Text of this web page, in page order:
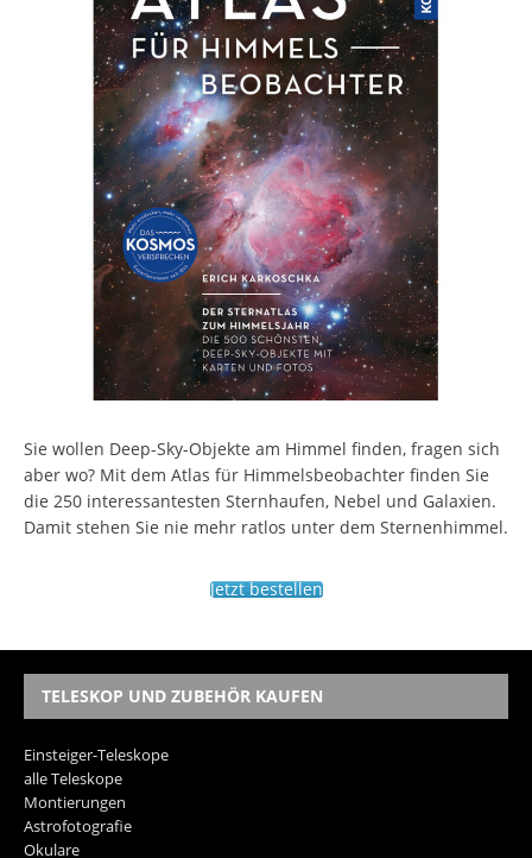
Sie wollen Deep-Sky-Objekte am Himmel finden, fragen sich
aber wo? Mit dem Atlas für Himmelsbeobachter finden Sie
die 250 interessantesten Sternhaufen, Nebel und Galaxien.
Damit stehen Sie nie mehr ratlos unter dem Sternenhimmel.
Jetzt bestellen
TELESKOP UND ZUBEHÖR KAUFEN
Einsteiger-Teleskope
alle Teleskope
Montierungen
Astrofotografie
Okulare